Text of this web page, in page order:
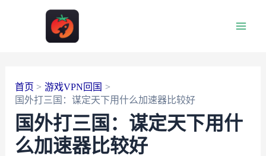
首页
游戏VPN回国
国外打三国：谋定天下用什么加速器比较好
国外打三国：谋定天下用什
么加速器比较好